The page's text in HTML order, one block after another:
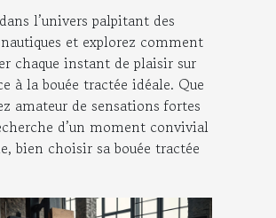
l’univers palpitant des
et explorez comment
chaque instant de plaisir sur
à la bouée tractée idéale. Que
amateur de sensations fortes
d’un moment convivial
bien choisir sa bouée tractée